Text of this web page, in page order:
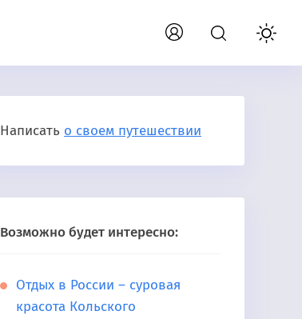
Написать о своем путешествии
Возможно будет интересно:
Отдых в России – суровая
красота Кольского